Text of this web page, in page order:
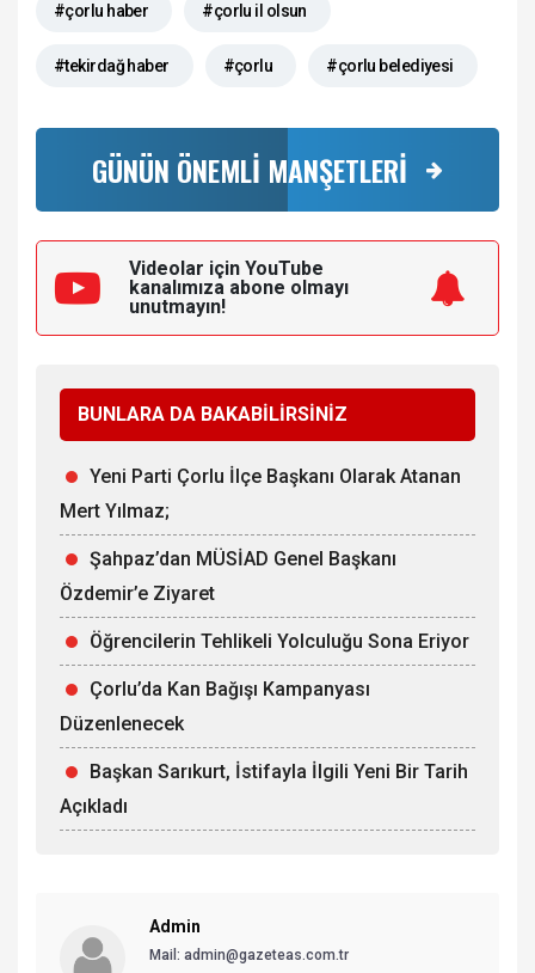
#çorlu haber #çorlu il olsun
#tekirdağ haber #çorlu #çorlu belediyesi
GÜNÜN ÖNEMLİ MANŞETLERİ
Videolar için YouTube
kanalımıza abone olmayı
unutmayın!
BUNLARA DA BAKABİLİRSİNİZ
Yeni Parti Çorlu İlçe Başkanı Olarak Atanan
Mert Yılmaz;
Şahpaz’dan MÜSİAD Genel Başkanı
Özdemir’e Ziyaret
Öğrencilerin Tehlikeli Yolculuğu Sona Eriyor
Çorlu’da Kan Bağışı Kampanyası
Düzenlenecek
Başkan Sarıkurt, İstifayla İlgili Yeni Bir Tarih
Açıkladı
Admin
Mail: admin@gazeteas.com.tr